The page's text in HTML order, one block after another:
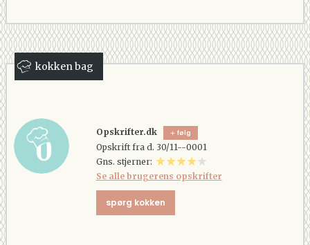
kokken bag
Opskrifter.dk følg
Opskrift fra d. 30/11--0001
Gns. stjerner:
Se alle brugerens opskrifter
spørg kokken